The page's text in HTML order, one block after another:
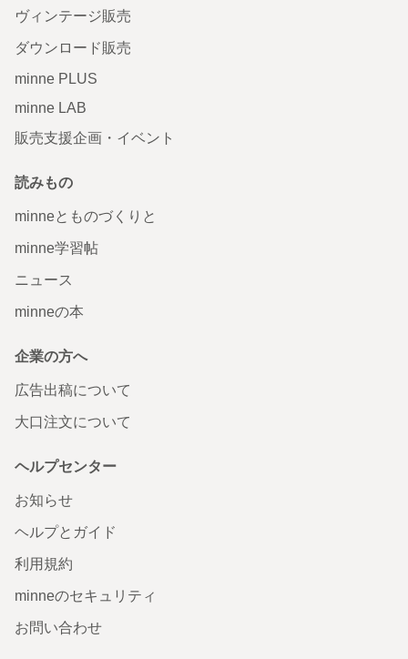
ヴィンテージ販売
ダウンロード販売
minne PLUS
minne LAB
販売支援企画・イベント
読みもの
minneとものづくりと
minne学習帖
ニュース
minneの本
企業の方へ
広告出稿について
大口注文について
ヘルプセンター
お知らせ
ヘルプとガイド
利用規約
minneのセキュリティ
お問い合わせ